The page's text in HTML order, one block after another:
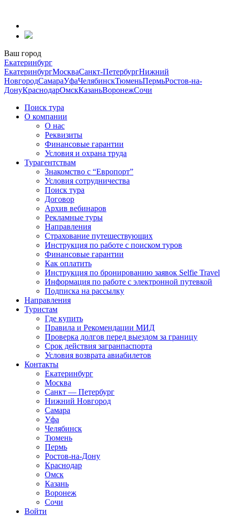
содержанию
Ваш город
Екатеринбург
ЕкатеринбургМоскваСанкт-ПетербургНижний
НовгородСамараУфаЧелябинскТюменьПермьРостов-на-
ДонуКраснодарОмскКазаньВоронежСочи
Поиск тура
О компании
О нас
Реквизиты
Финансовые гарантии
Условия и охрана труда
Турагентствам
Знакомство с “Европорт”
Условия сотрудничества
Поиск тура
Договор
Архив вебинаров
Рекламные туры
Направления
Страхование путешествующих
Инструкция по работе с поиском туров
Финансовые гарантии
Как оплатить
Инструкция по бронированию заявок Selfie Travel
Информация по работе с электронной путевкой
Подписка на рассылку
Направления
Туристам
Где купить
Правила и Рекомендации МИД
Проверка долгов перед выездом за границу
Срок действия загранпаспорта
Условия возврата авиабилетов
Контакты
Екатеринбург
Москва
Санкт — Петербург
Нижний Новгород
Самара
Уфа
Челябинск
Тюмень
Пермь
Ростов-на-Дону
Краснодар
Омск
Казань
Воронеж
Сочи
Войти